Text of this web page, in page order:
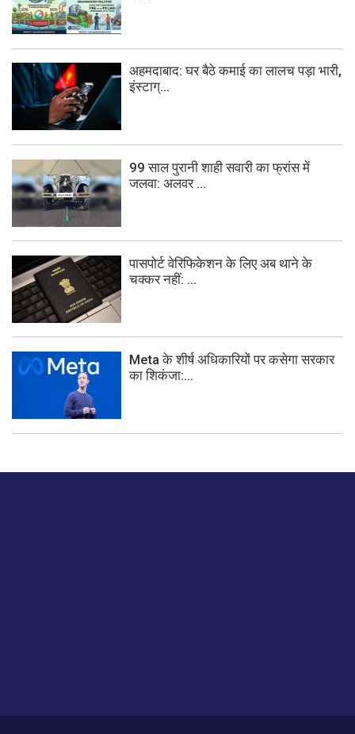
अहमदाबाद: घर बैठे कमाई का लालच पड़ा भारी,
इंस्टाग्...
99 साल पुरानी शाही सवारी का फ्रांस में
जलवा: अलवर ...
पासपोर्ट वेरिफिकेशन के लिए अब थाने के
चक्कर नहीं: ...
Meta के शीर्ष अधिकारियों पर कसेगा सरकार
का शिकंजा:...